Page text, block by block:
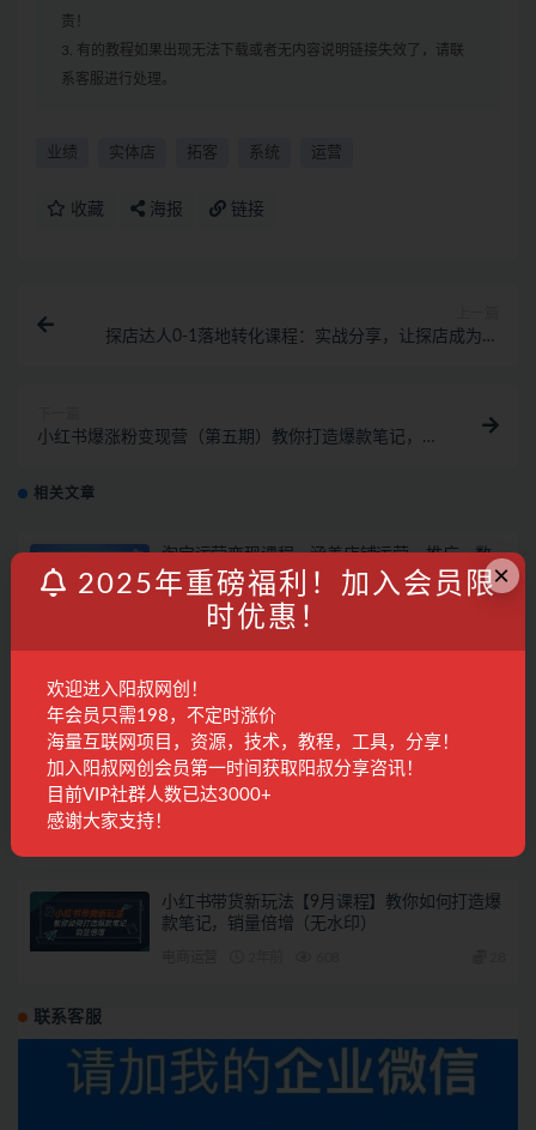
责！
3. 有的教程如果出现无法下载或者无内容说明链接失效了，请联
系客服进行处理。
业绩 实体店 拓客 系统 运营
收藏 海报 链接
探店达人0-1落地转化课程：实战分享，让探店成为你
小红书爆涨粉变现营（第五期）教你打造爆款笔记，年
相关文章
淘宝运营变现课程，涵盖店铺运营、推广、数
据分析，助力商家提升
精品课程 2年前
打造/数字营销/客户服务等
精品课程 2年前
2024新版 生意参谋教程，洞悉市场商机与竞品
数据, 精准制定运营策略
小红书带货新玩法【9月课程】教你如何打造爆
款笔记，销量倍增（无水印）
联系客服
×
2025年重磅福利！加入会员限
时优惠！
欢迎进入阳叔网创！
年会员只需198，不定时涨价
海量互联网项目，资源，技术，教程，工具，分享！
加入阳叔网创会员第一时间获取阳叔分享咨讯！
目前VIP社群人数已达3000+
感谢大家支持！